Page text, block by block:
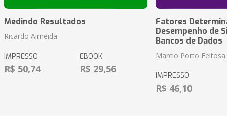
Medindo Resultados
Ricardo Almeida
IMPRESSO
R$ 50,74
EBOOK
R$ 29,56
Fatores
Desempenho de
Bancos de Dados
Marcio Porto Feitosa
IMPRESSO
R$ 46,10